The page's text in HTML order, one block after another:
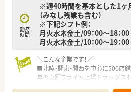
勤務
時間
※週40時間を基本とした1ヶ
（みなし残業も含む）
※下記シフト例：
月火水木金土/09：00～18：00
月火水木金土/10：00～19：00
＼こんな企業です！／
■北陸・関東・関西を中心に500店
年の東証プライム上場ドラッグスト